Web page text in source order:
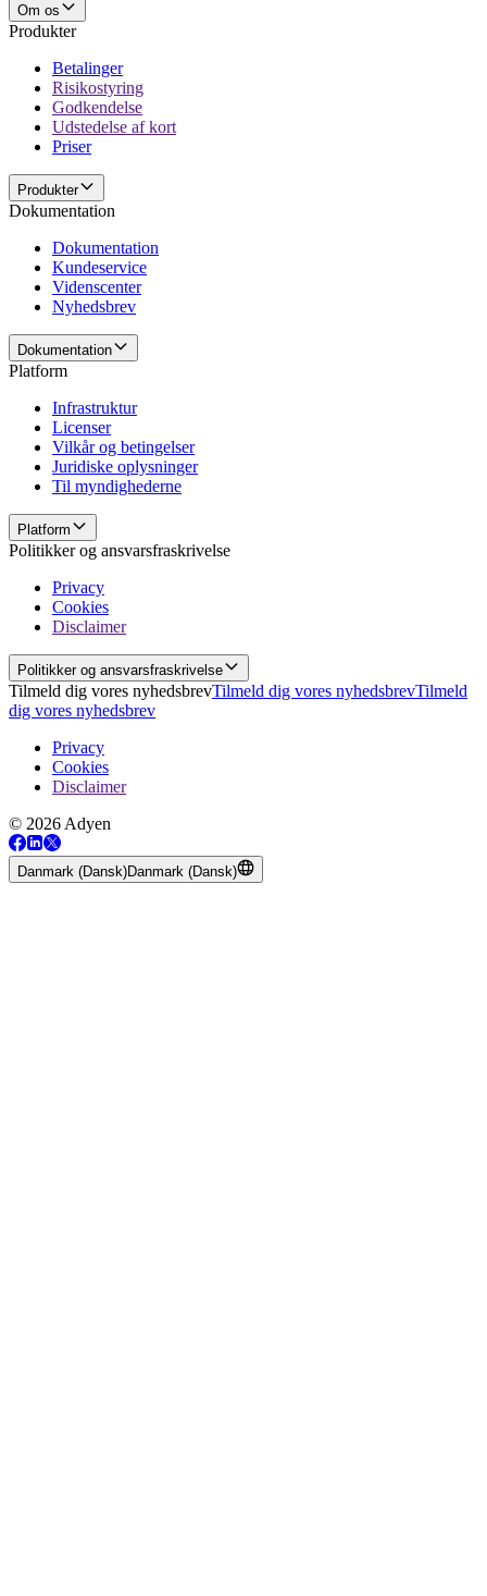
Om os
Produkter
Betalinger
Risikostyring
Godkendelse
Udstedelse af kort
Priser
Produkter
Dokumentation
Dokumentation
Kundeservice
Videnscenter
Nyhedsbrev
Dokumentation
Platform
Infrastruktur
Licenser
Vilkår og betingelser
Juridiske oplysninger
Til myndighederne
Platform
Politikker og ansvarsfraskrivelse
Privacy
Cookies
Disclaimer
Politikker og ansvarsfraskrivelse
Tilmeld dig vores nyhedsbrevTilmeld dig vores nyhedsbrevTilmeld
dig vores nyhedsbrev
Privacy
Cookies
Disclaimer
© 2026 Adyen
Danmark (Dansk)Danmark (Dansk)